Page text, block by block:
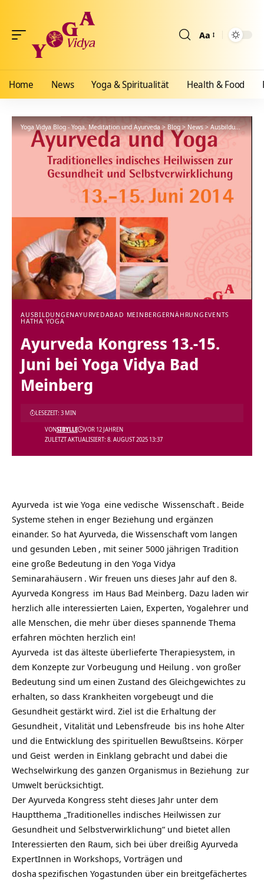
Aa
Home News Yoga & Spiritualität Health & Food
Yoga Vidya Blog - Yoga, Meditation und Ayurveda>Blog>News>Ausbildungen >
AUSBILDUNGENAYURVEDABAD MEINBERG ERNÄHRUNG EVENTS
HATHA YOGA
Ayurveda Kongress 13.-15.
Juni bei Yoga Vidya Bad
Meinberg
ZULETZT AKTUALISIERT: 8. AUGUST 2025 13:37
VONSIBYLLE VOR 12 JAHREN
LESEZEIT: 3 MIN
Ayurveda ist wie Yoga eine vedische Wissenschaft . Beide
Systeme stehen in enger Beziehung und ergänzen
einander. So hat Ayurveda, die Wissenschaft vom langen
und gesunden Leben , mit seiner 5000 jährigen Tradition
eine große Bedeutung in den Yoga Vidya
Seminarahäusern . Wir freuen uns dieses Jahr auf den 8.
Ayurveda Kongress im Haus Bad Meinberg. Dazu laden wir
herzlich alle interessierten Laien, Experten, Yogalehrer und
alle Menschen, die mehr über dieses spannende Thema
erfahren möchten herzlich ein!
Ayurveda ist das älteste überlieferte Therapiesystem, in
dem Konzepte zur Vorbeugung und Heilung . von großer
Bedeutung sind um einen Zustand des Gleichgewichtes zu
erhalten, so dass Krankheiten vorgebeugt und die
Gesundheit gestärkt wird. Ziel ist die Erhaltung der
Gesundheit , Vitalität und Lebensfreude bis ins hohe Alter
und die Entwicklung des spirituellen Bewußtseins. Körper
und Geist werden in Einklang gebracht und dabei die
Wechselwirkung des ganzen Organismus in Beziehung zur
Umwelt berücksichtigt.
Der Ayurveda Kongress steht dieses Jahr unter dem
Hauptthema „Traditionelles indisches Heilwissen zur
Gesundheit und Selbstverwirklichung“ und bietet allen
Interessierten den Raum, sich bei über dreißig Ayurveda
ExpertInnen in Workshops, Vorträgen und
dosha spezifischen Yogastunden über ein breitgefächertes